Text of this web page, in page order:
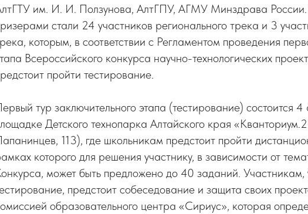
им. И. И. Ползунова, АлтГПУ, АГМУ Минздрава
стали 24 участников регионального трека и 3
которым, в соответствии с Регламентом проведения
Всероссийского конкурса научно-технологических
пройти тестирование.
тур заключительного этапа (тестирование) состоится
Детского технопарка Алтайского края
113), где школьникам предстоит пройти
которого для решения участнику, в зависимости от
может быть предложено до 40 заданий.
предстоит собеседование и защита своих
образовательного центра «Сириус», которая